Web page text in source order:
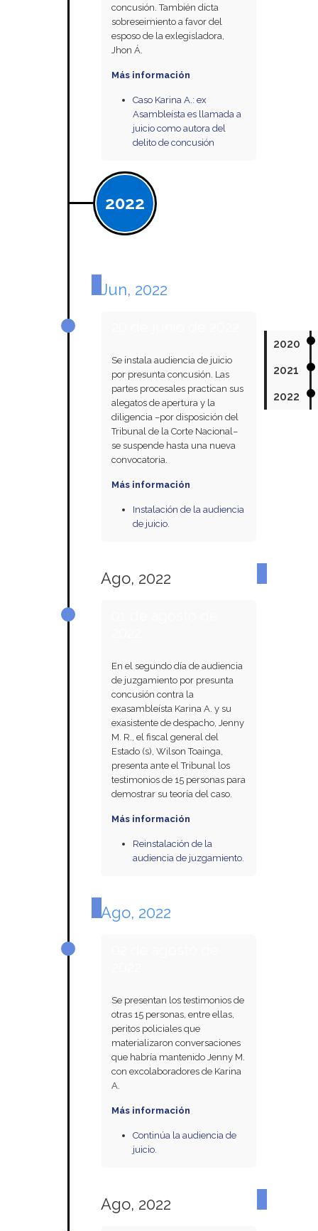
2020
2021
2022
concusión. También dicta
sobreseimiento a favor del
esposo de la exlegisladora,
Jhon Á.
Más información
Caso Karina A.: ex
Asambleísta es llamada a
juicio como autora del
delito de concusión
2022
Jun, 2022
Se instala audiencia de juicio
por presunta concusión. Las
partes procesales practican sus
alegatos de apertura y la
diligencia –por disposición del
Tribunal de la Corte Nacional–
se suspende hasta una nueva
convocatoria.
Más información
Instalación de la audiencia
de juicio.
Ago, 2022
En el segundo día de audiencia
de juzgamiento por presunta
concusión contra la
exasambleísta Karina A. y su
exasistente de despacho, Jenny
M. R., el fiscal general del
Estado (s), Wilson Toainga,
presenta ante el Tribunal los
testimonios de 15 personas para
demostrar su teoría del caso.
Más información
Reinstalación de la
audiencia de juzgamiento.
Ago, 2022
Se presentan los testimonios de
otras 15 personas, entre ellas,
peritos policiales que
materializaron conversaciones
que habría mantenido Jenny M.
con excolaboradores de Karina
A.
Más información
Continúa la audiencia de
juicio.
Ago, 2022